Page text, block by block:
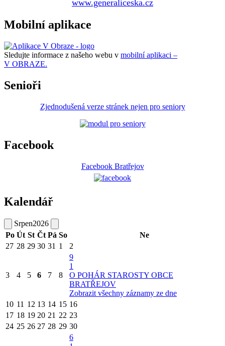
www.generaliceska.cz
Mobilní aplikace
Sledujte informace z našeho webu v mobilní aplikaci –
V OBRAZE.
Senioři
Zjednodušená verze stránek nejen pro seniory
Facebook
Facebook Bratřejov
Kalendář
Srpen2026
Po Út St Čt Pá So
Ne
27 28 29 30 31 1 2
3 4 5 6 7 8
9
1
O POHÁR STAROSTY OBCE
BRATŘEJOV
Zobrazit všechny záznamy ze dne
10 11 12 13 14 15 16
17 18 19 20 21 22 23
24 25 26 27 28 29 30
6